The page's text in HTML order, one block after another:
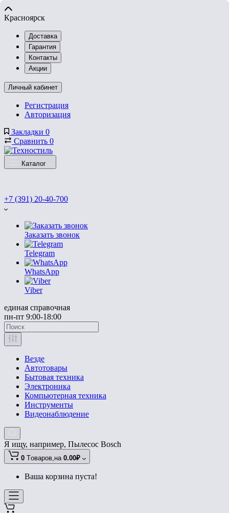
Красноярск
Доставка
Гарантия
Контакты
Акции
Личный кабинет
Регистрация
Авторизация
Закладки 0
Сравнить 0
Каталог
+7 (391) 20-40-700
Заказать звонок
Telegram
WhatsApp
Viber
единая справочная
пн-пт 9:00-18:00
Везде
Автотовары
Бытовая техника
Электроника
Компьютерная техника
Инструменты
Видеонаблюдение
Я ищу, например, Пылесос Bosch
0 Tоваров,на 0.00₽
Ваша корзина пуста!